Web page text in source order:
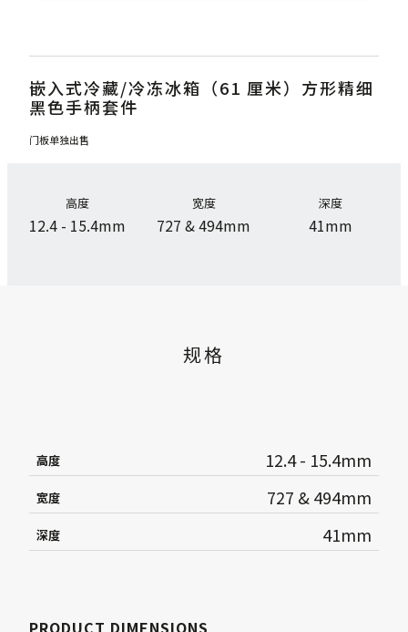
嵌入式冷藏/冷冻冰箱（61 厘米）方形精细
黑色手柄套件
门板单独出售
高度
12.4 - 15.4mm
宽度
727 & 494mm
深度
41mm
规格
高度 12.4 - 15.4mm
宽度 727 & 494mm
深度 41mm
PRODUCT DIMENSIONS